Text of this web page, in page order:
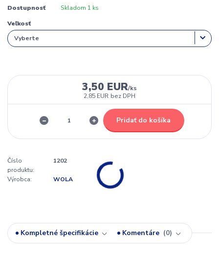
Dostupnosť Skladom 1 ks
Veľkosť
3,50 EUR/ks
2,85 EUR bez DPH
Pridať do košíka
Číslo
produktu:
1202
Výrobca: WOLA
Kompletné špecifikácie Komentáre 0